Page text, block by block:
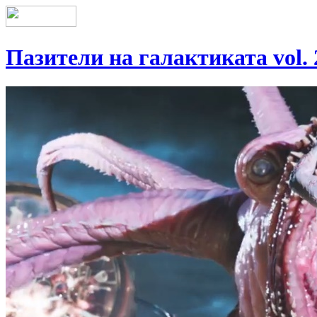
Пазители на галактиката vol.